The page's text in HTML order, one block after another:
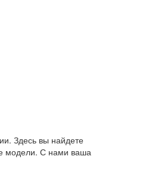
Здесь вы найдете
модели. С нами ваша